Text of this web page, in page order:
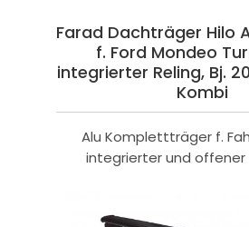
Farad Dachträger Hilo
f. Ford Mondeo
integrierter Reling, Bj.
Kombi
Alu Komplettträger f.
integrierter und offener